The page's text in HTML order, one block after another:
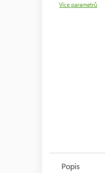
Více parametrů
Popis